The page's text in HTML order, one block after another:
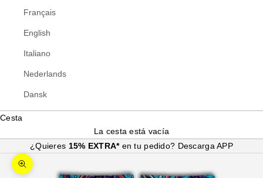
Français
English
Italiano
Nederlands
Dansk
Cesta
La cesta está vacía
¿Quieres 15% EXTRA* en tu pedido? Descarga APP
Zoom